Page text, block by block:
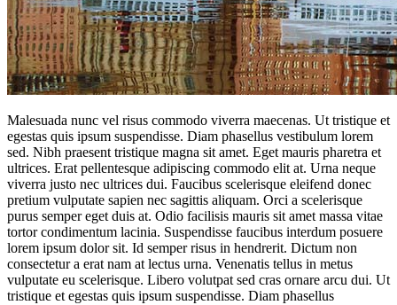
Malesuada nunc vel risus commodo viverra maecenas. Ut tristique et
egestas quis ipsum suspendisse. Diam phasellus vestibulum lorem
sed. Nibh praesent tristique magna sit amet. Eget mauris pharetra et
ultrices. Erat pellentesque adipiscing commodo elit at. Urna neque
viverra justo nec ultrices dui. Faucibus scelerisque eleifend donec
pretium vulputate sapien nec sagittis aliquam. Orci a scelerisque
purus semper eget duis at. Odio facilisis mauris sit amet massa vitae
tortor condimentum lacinia. Suspendisse faucibus interdum posuere
lorem ipsum dolor sit. Id semper risus in hendrerit. Dictum non
consectetur a erat nam at lectus urna. Venenatis tellus in metus
vulputate eu scelerisque. Libero volutpat sed cras ornare arcu dui. Ut
tristique et egestas quis ipsum suspendisse. Diam phasellus